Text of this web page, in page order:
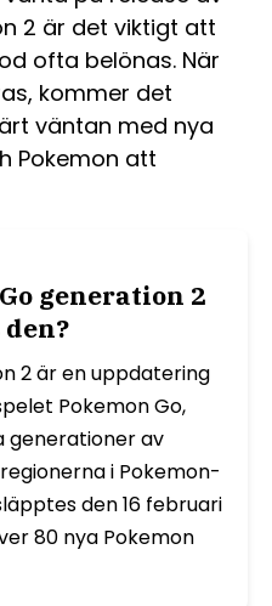
2 är det viktigt att
ofta belönas. När
kommer det
väntan med nya
Pokemon att
generation 2
2 är en uppdatering
Pokemon Go,
generationer av
i Pokemon-
den 16 februari
80 nya Pokemon